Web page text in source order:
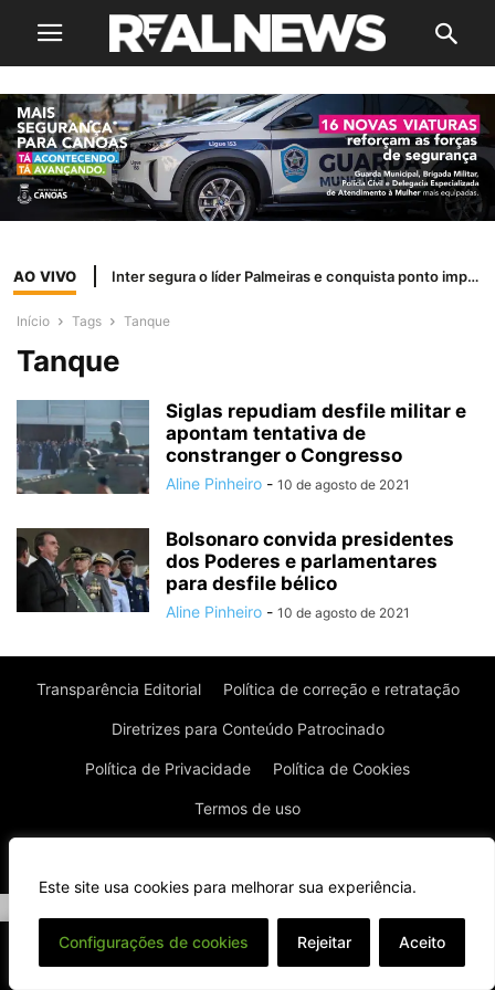
Este site usa cookies para melhorar sua experiência.
Configurações de cookies Rejeitar Aceito
AO VIVO Inter segura o líder Palmeiras e conquista ponto importante fora de casa
Início Tags Tanque
Tanque
Siglas repudiam desfile militar e
apontam tentativa de
constranger o Congresso
Aline Pinheiro - 10 de agosto de 2021
Bolsonaro convida presidentes
dos Poderes e parlamentares
para desfile bélico
Aline Pinheiro - 10 de agosto de 2021
Transparência Editorial Política de correção e retratação
Diretrizes para Conteúdo Patrocinado
Política de Privacidade Política de Cookies
Termos de uso